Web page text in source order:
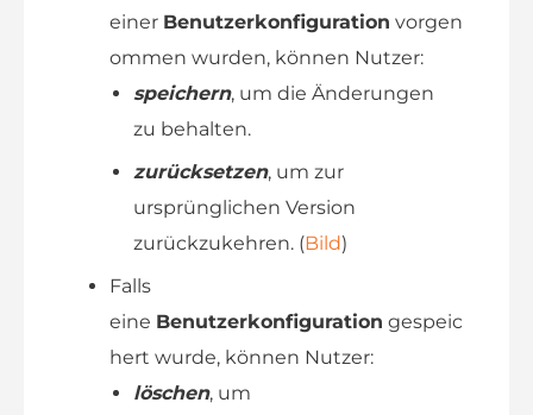
einer Benutzerkonfiguration vorgen
ommen wurden, können Nutzer:
speichern, um die Änderungen
zu behalten.
zurücksetzen, um zur
ursprünglichen Version
zurückzukehren. (Bild)
Falls
eine Benutzerkonfiguration gespeic
hert wurde, können Nutzer:
löschen, um